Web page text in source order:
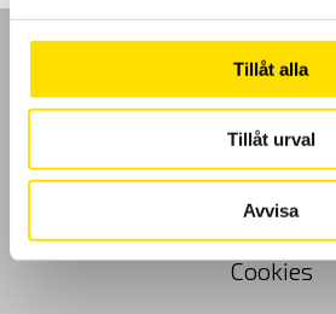
Tillåt alla
Tillåt urval
Avvisa
GDPR
Köpvillkor
Cookies